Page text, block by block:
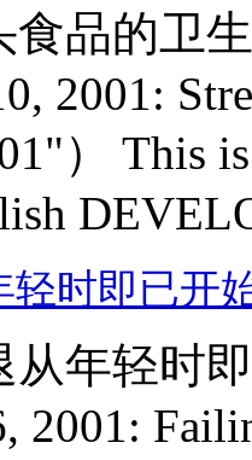
食品的卫
2001:
） This
轻时即已开
年轻时
2001: